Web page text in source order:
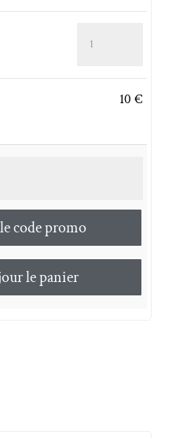
10€
code promo
le panier